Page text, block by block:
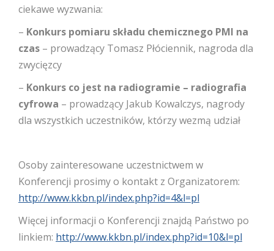
ciekawe wyzwania:
– Konkurs pomiaru składu chemicznego PMI na
czas – prowadzący Tomasz Płóciennik, nagroda dla
zwycięzcy
– Konkurs co jest na radiogramie – radiografia
cyfrowa – prowadzący Jakub Kowalczys, nagrody
dla wszystkich uczestników, którzy wezmą udział
Osoby zainteresowane uczestnictwem w
Konferencji prosimy o kontakt z Organizatorem:
http://www.kkbn.pl/index.php?id=4&l=pl
Więcej informacji o Konferencji znajdą Państwo po
linkiem: http://www.kkbn.pl/index.php?id=10&l=pl